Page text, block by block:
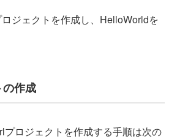
ジェクトを作成し、HelloWorldを
作成
ロジェクトを作成する手順は次の